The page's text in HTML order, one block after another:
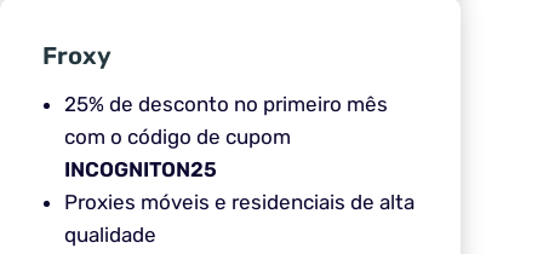
Froxy
25% de desconto no primeiro mês
com o código de cupom
INCOGNITON25
Proxies móveis e residenciais de alta
qualidade